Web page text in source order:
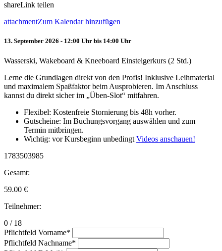
shareLink teilen
attachmentZum Kalendar hinzufügen
13. September 2026 - 12:00 Uhr bis 14:00 Uhr
Wasserski, Wakeboard & Kneeboard Einsteigerkurs (2 Std.)
Lerne die Grundlagen direkt von den Profis! Inklusive Leihmaterial
und maximalem Spaßfaktor beim Ausprobieren. Im Anschluss
kannst du direkt sicher im „Üben-Slot“ mitfahren.
Flexibel: Kostenfreie Stornierung bis 48h vorher.
Gutscheine: Im Buchungsvorgang auswählen und zum
Termin mitbringen.
Wichtig: vor Kursbeginn unbedingt Videos anschauen!
1783503985
Gesamt:
59.00 €
Teilnehmer:
0 / 18
Pflichtfeld Vorname*
Pflichtfeld Nachname*